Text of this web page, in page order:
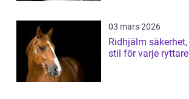
03 mars 2026
Ridhjälm säkerhet, passform och
stil för varje ryttare